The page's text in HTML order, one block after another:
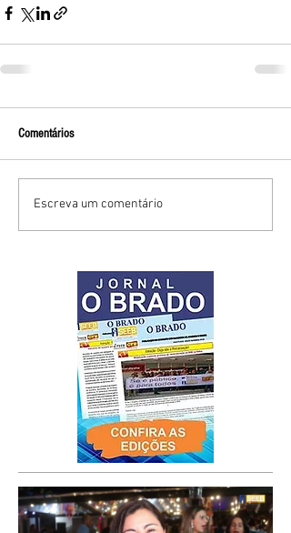
Comentários
Escreva um comentário